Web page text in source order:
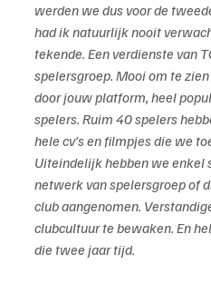
werden we dus voor de
had ik natuurlijk nooit
tekende. Een verdienste van
spelersgroep. Mooi om te
door jouw platform, heel
spelers. Ruim 40 spelers
hele cv’s en filmpjes die we
Uiteindelijk hebben we enkel
netwerk van spelersgroep of
club aangenomen.
clubcultuur te bewaken. En
die twee jaar tijd.